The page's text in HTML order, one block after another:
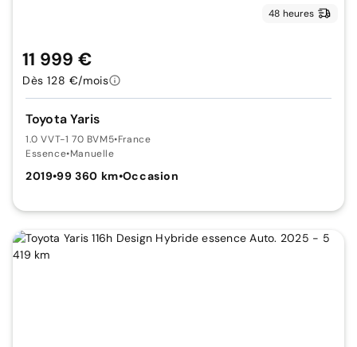
48 heures
Toyota Yaris
1.0 VVT-1 70 BVM5•France
Essence•Manuelle
2019•99 360 km•Occasion
11 999 €
Dès 128 €/mois